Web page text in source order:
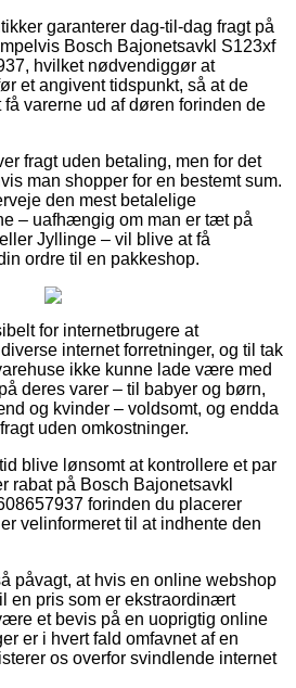
garanterer dag-til-dag fragt på
Bosch Bajonetsavkl S123xf
hvilket nødvendiggør at
et angivent tidspunkt, så at de
varerne ud af døren forinden de
fragt uden betaling, men for det
man shopper for en bestemt sum.
den mest betalelige
– uafhængig om man er tæt på
Jyllinge – vil blive at få
ordre til en pakkeshop.
for internetbrugere at
internet forretninger, og til tak
ikke kunne lade være med
deres varer – til babyer og børn,
og kvinder – voldsomt, og endda
uden omkostninger.
blive lønsomt at kontrollere et par
rabat på Bosch Bajonetsavkl
forinden du placerer
velinformeret til at indhente den
påvagt, at hvis en online webshop
en pris som er ekstraordinært
et bevis på en uoprigtig online
er i hvert fald omfavnet af en
os overfor svindlende internet